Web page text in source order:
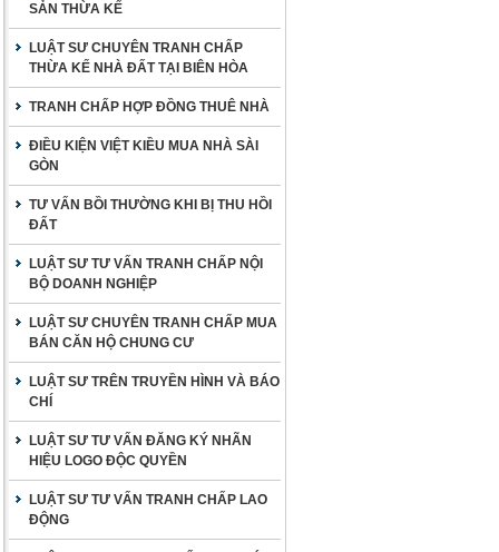
SẢN THỪA KẾ
LUẬT SƯ CHUYÊN TRANH CHẤP
THỪA KẾ NHÀ ĐẤT TẠI BIÊN HÒA
TRANH CHẤP HỢP ĐỒNG THUÊ NHÀ
ĐIỀU KIỆN VIỆT KIỀU MUA NHÀ SÀI
GÒN
TƯ VẤN BỒI THƯỜNG KHI BỊ THU HỒI
ĐẤT
LUẬT SƯ TƯ VẤN TRANH CHẤP NỘI
BỘ DOANH NGHIỆP
LUẬT SƯ CHUYÊN TRANH CHẤP MUA
BÁN CĂN HỘ CHUNG CƯ
LUẬT SƯ TRÊN TRUYỀN HÌNH VÀ BÁO
CHÍ
LUẬT SƯ TƯ VẤN ĐĂNG KÝ NHÃN
HIỆU LOGO ĐỘC QUYỀN
LUẬT SƯ TƯ VẤN TRANH CHẤP LAO
ĐỘNG